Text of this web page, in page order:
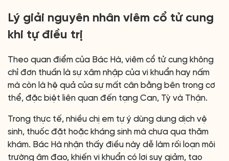
Lý giải nguyên nhân viêm cổ tử cung
khi tự điều trị
Theo quan điểm của Bác Hà, viêm cổ tử cung không
chỉ đơn thuần là sự xâm nhập của vi khuẩn hay nấm
mà còn là hệ quả của sự mất cân bằng bên trong cơ
thể, đặc biệt liên quan đến tạng Can, Tỳ và Thận.
Trong thực tế, nhiều chị em tự ý dùng dung dịch vệ
sinh, thuốc đặt hoặc kháng sinh mà chưa qua thăm
khám. Bác Hà nhận thấy điều này dễ làm rối loạn môi
trường âm đạo, khiến vi khuẩn có lợi suy giảm, tạo